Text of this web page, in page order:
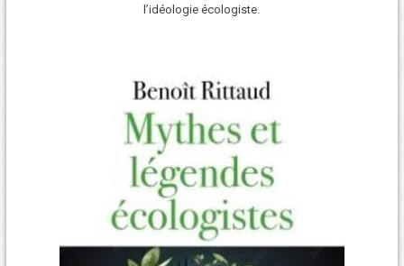
l’idéologie écologiste.